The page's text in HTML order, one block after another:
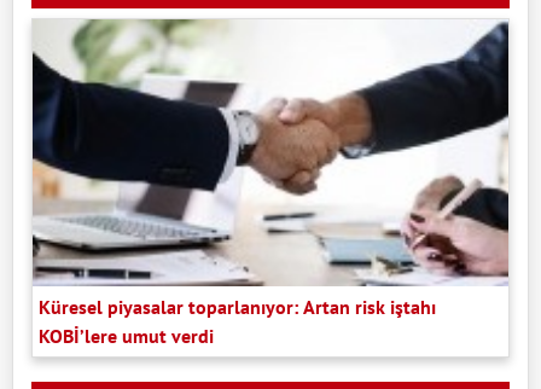
Küresel piyasalar toparlanıyor: Artan risk iştahı
KOBİ’lere umut verdi